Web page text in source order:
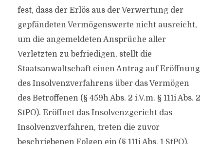
fest, dass der Erlös aus der Verwertung der
gepfändeten Vermögenswerte nicht ausreicht,
um die angemeldeten Ansprüche aller
Verletzten zu befriedigen, stellt die
Staatsanwaltschaft einen Antrag auf Eröffnung
des Insolvenzverfahrens über das Vermögen
des Betroffenen (§ 459h Abs. 2 i.V.m. § 111i Abs. 2
StPO). Eröffnet das Insolvenzgericht das
Insolvenzverfahren, treten die zuvor
beschriebenen Folgen ein (§ 111i Abs. 1 StPO).